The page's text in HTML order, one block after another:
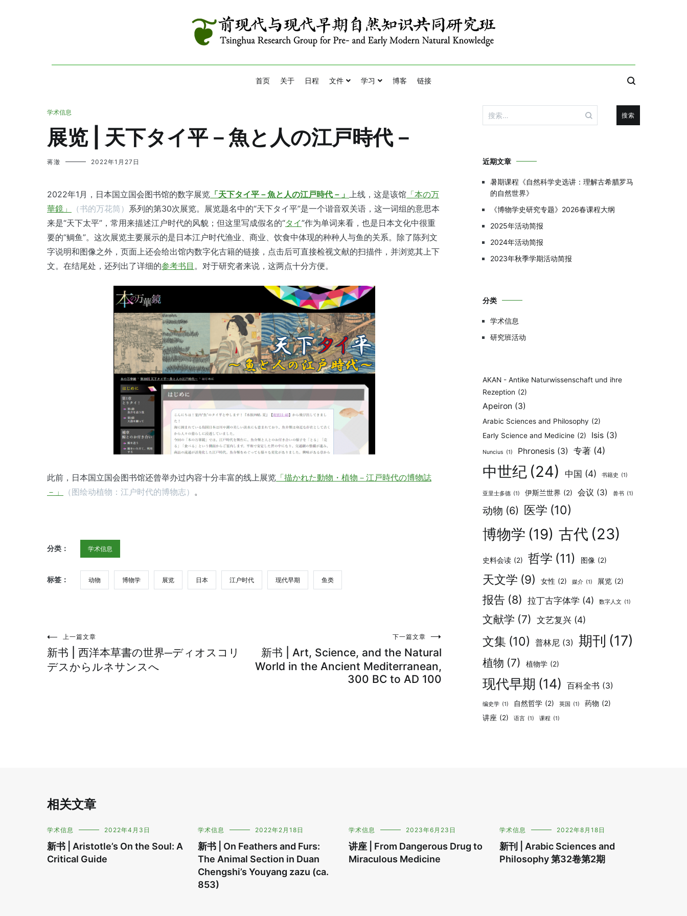
首页
关于 日程 文件 学习 博客 链接
学术信息
展览 | 天下タイ平－魚と人の江戸時代－
蒋澈 2022年1月27日
2022年1月，日本国立国会图书馆的数字展览 「天下タイ平－魚と人の江戸時代－」 上线，这是该馆 「本の万
華鏡」
（书的万花筒） 系列的第30次展览。展览题名中的“天下タイ平”是一个谐音双关语，这一词组的意思本
来是“天下太平”，常用来描述江户时代的风貌；但这里写成假名的“タイ”作为单词来看，也是日本文化中很重
要的“鲷鱼”。这次展览主要展示的是日本江户时代渔业、商业、饮食中体现的种种人与鱼的关系。除了陈列文
字说明和图像之外，页面上还会给出馆内数字化古籍的链接，点击后可直接检视文献的扫描件，并浏览其上下
文。在结尾处，还列出了详细的参考书目 。对于研究者来说，这两点十分方便。
此前，日本国立国会图书馆还曾举办过内容十分丰富的线上展览 「描かれた動物・植物－江戸時代の博物誌
－」
（图绘动植物：江户时代的博物志） 。
分类： 学术信息
标签： 动物 博物学 展览 日本 江户时代 现代早期 鱼类
文
章
上一篇文章
新书 | 西洋本草書の世界─ディオスコリ
デスからルネサンスへ
下一篇文章
新书 | Art, Science, and the Natural
World in the Ancient Mediterranean,
300 BC to AD 100
搜
索：
近期文章
暑期课程《自然科学史选讲：理解古希腊罗马
的自然世界》
《博物学史研究专题》2026春课程大纲
2025年活动简报
2024年活动简报
2023年秋季学期活动简报
分类
学术信息
研究班活动
AKAN - Antike Naturwissenschaft und ihre
Rezeption (2)
Apeiron (3)
Arabic Sciences and Philosophy (2)
Early Science and Medicine (2) Isis (3)
Nuncius (1) Phronesis (3) 专著 (4)
中世纪 (24) 中国 (4) 书籍史 (1)
亚里士多德 (1) 伊斯兰世界 (2) 会议 (3) 兽书 (1)
动物 (6) 医学 (10)
博物学 (19) 古代 (23)
史料会读 (2) 哲学 (11) 图像 (2)
天文学 (9) 女性 (2) 媒介 (1) 展览 (2)
报告 (8) 拉丁古字体学 (4) 数字人文 (1)
文献学 (7) 文艺复兴 (4)
文集 (10) 普林尼 (3) 期刊 (17)
植物 (7) 植物学 (2)
现代早期 (14) 百科全书 (3)
编史学 (1) 自然哲学 (2) 英国 (1) 药物 (2)
讲座 (2) 语言 (1) 课程 (1)
相关文章
学术信息 2022年4月3日
新书 | Aristotle’s On the Soul: A
Critical Guide
学术信息 2022年2月18日
新书 | On Feathers and Furs:
The Animal Section in Duan
Chengshi’s Youyang zazu (ca.
853)
学术信息 2023年6月23日
讲座 | From Dangerous Drug to
Miraculous Medicine
学术信息 2022年8月18日
新刊 | Arabic Sciences and
Philosophy 第32卷第2期